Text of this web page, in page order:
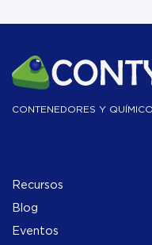
CONTENEDORES Y
Recursos
Blog
Eventos